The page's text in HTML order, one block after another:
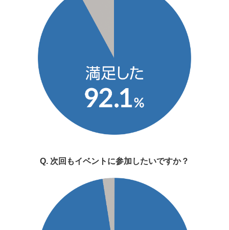
Q. 次回もイベントに参加したいですか？